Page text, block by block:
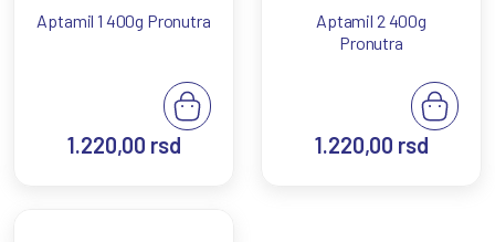
Aptamil 1 400g Pronutra
1.220,00 rsd
Aptamil 2 400g
Pronutra
1.220,00 rsd